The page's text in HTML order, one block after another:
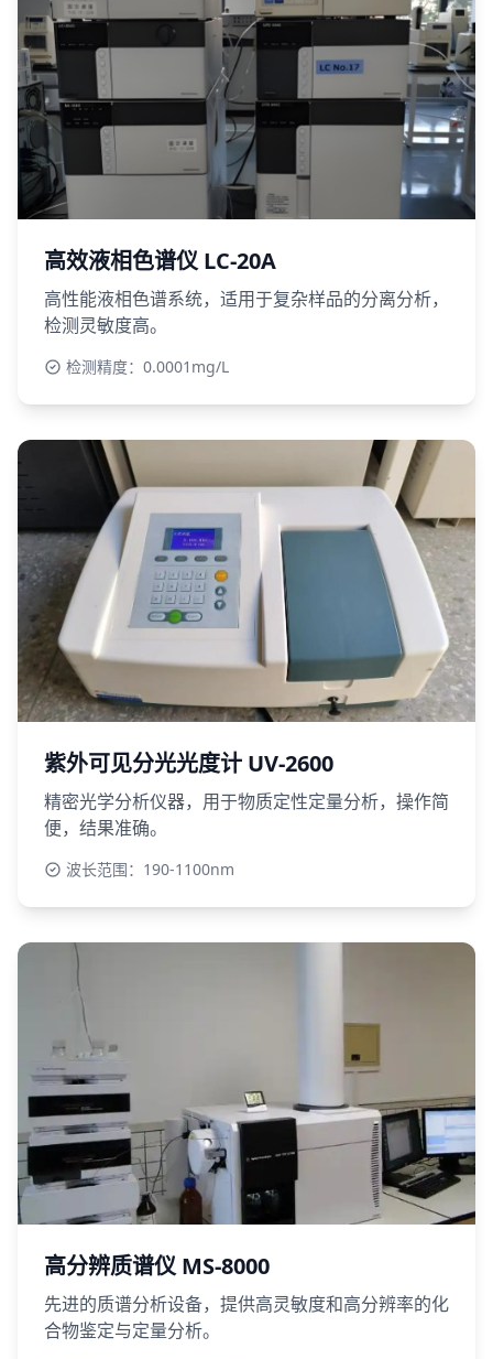
高效液相色谱仪 LC-20A
高性能液相色谱系统，适用于复杂样品的分离分析，
检测灵敏度高。
检测精度：0.0001mg/L
紫外可见分光光度计 UV-2600
精密光学分析仪器，用于物质定性定量分析，操作简
便，结果准确。
波长范围：190-1100nm
高分辨质谱仪 MS-8000
先进的质谱分析设备，提供高灵敏度和高分辨率的化
合物鉴定与定量分析。